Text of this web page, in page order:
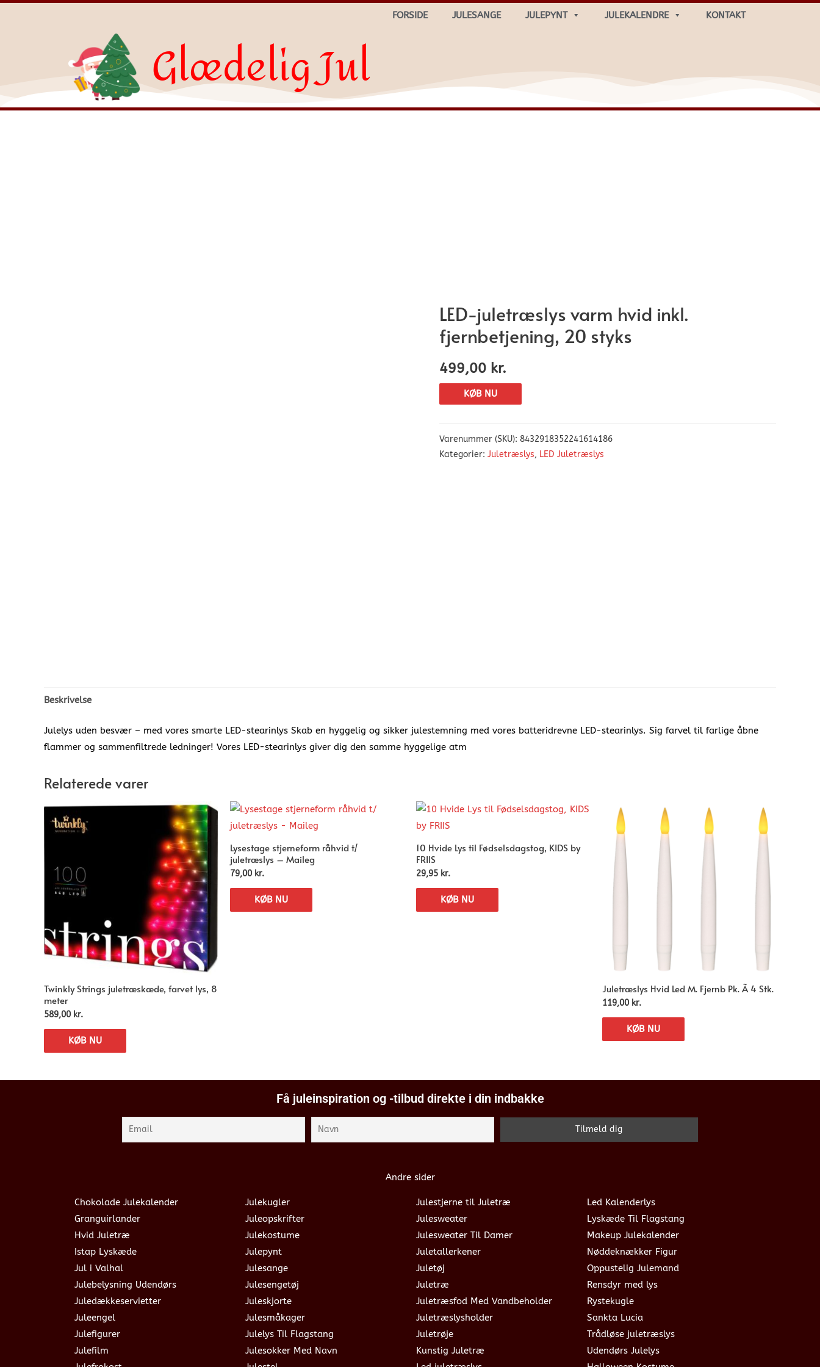
FORSIDE JULESANGE JULEPYNT JULEKALENDRE KONTAKT
Glædelig Jul
LED-juletræslys varm hvid inkl.
fjernbetjening, 20 styks
499,00 kr.
KØB NU
Varenummer (SKU): 8432918352241614186
Kategorier: Juletræslys, LED Juletræslys
Beskrivelse
Julelys uden besvær – med vores smarte LED-stearinlys Skab en hyggelig og sikker julestemning med vores batteridrevne LED-stearinlys. Sig farvel til farlige åbne
flammer og sammenfiltrede ledninger! Vores LED-stearinlys giver dig den samme hyggelige atm
Relaterede varer
Twinkly Strings juletræskæde, farvet lys, 8
meter
589,00 kr.
KØB NU
Lysestage stjerneform råhvid t/
juletræslys – Maileg
79,00 kr.
KØB NU
10 Hvide Lys til Fødselsdagstog, KIDS by
FRIIS
29,95 kr.
KØB NU
Juletræslys Hvid Led M. Fjernb Pk. Ã 4 Stk.
119,00 kr.
KØB NU
Få juleinspiration og -tilbud direkte i din indbakke
Andre sider
Chokolade Julekalender
Granguirlander
Hvid Juletræ
Istap Lyskæde
Jul i Valhal
Julebelysning Udendørs
Juledækkeservietter
Juleengel
Julefigurer
Julefilm
Julekugler
Juleopskrifter
Julekostume
Julepynt
Julesange
Julesengetøj
Juleskjorte
Julesmåkager
Julelys Til Flagstang
Julesokker Med Navn
Julestjerne til Juletræ
Julesweater
Julesweater Til Damer
Juletallerkener
Juletøj
Juletræ
Juletræsfod Med Vandbeholder
Juletræslysholder
Juletrøje
Kunstig Juletræ
Led Kalenderlys
Lyskæde Til Flagstang
Makeup Julekalender
Nøddeknækker Figur
Oppustelig Julemand
Rensdyr med lys
Rystekugle
Sankta Lucia
Trådløse juletræslys
Udendørs Julelys